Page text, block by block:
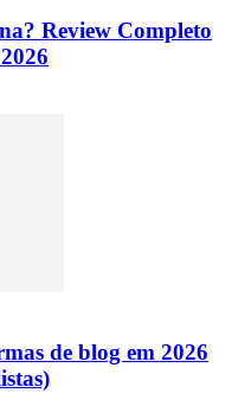
Review Completo
de blog em 2026